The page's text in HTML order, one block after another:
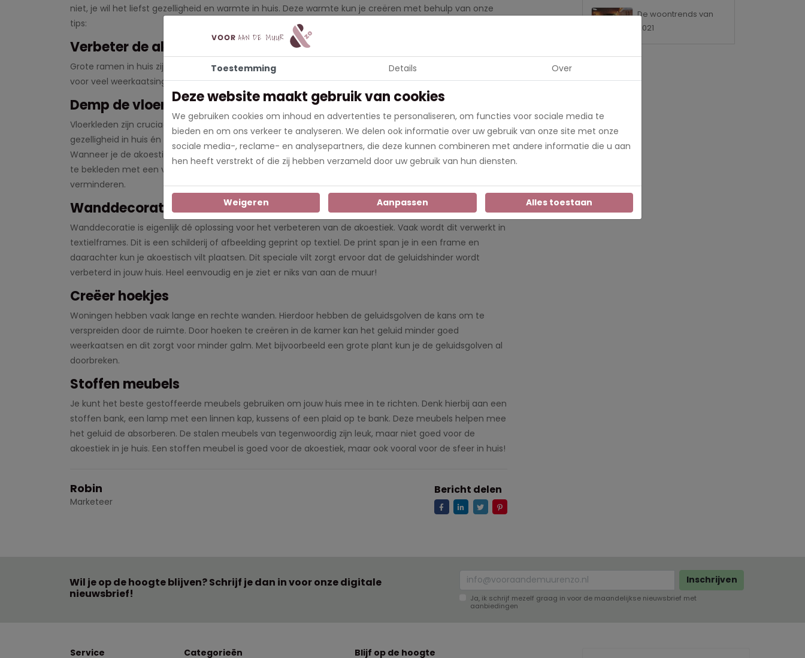
niet, je wil het liefst gezelligheid en warmte in huis. Deze warmte kun je creëren met behulp van onze
tips:
Verbeter de akoestiek met gordijnen
Grote ramen in huis zijn super mooi, maar wel heel slecht voor je akoestiek. Deze ramen zorgen namelijk
voor veel weerkaatsing van het geluid. Gordijnen kunnen deze weerkaatsing van geluid verminderen.
Demp de vloer
Vloerkleden zijn cruciaal voor de akoestiek en de sfeer in huis. Een vloerkleed brengt warmte en
gezelligheid in huis én verbetert ook nog eens de akoestiek. Leg er eentje bij de bank of de eettafel.
Wanneer je de akoestiek in huis wilt verbeteren raden wij wel aan om zo’n 20% van de vloeroppervlakte
te bekleden met een vloerkleed. Een hoogpolig kleed zal het beste werken om de geluidshinder te
verminderen.
Wanddecoratie
Wanddecoratie is eigenlijk dé oplossing voor het verbeteren van de akoestiek. Vaak wordt dit verwerkt in
textielframes. Dit is een schilderij of afbeelding geprint op textiel. De print span je in een frame en
daarachter kun je akoestisch vilt plaatsen. Dit speciale vilt zorgt ervoor dat de geluidshinder wordt
verbeterd in jouw huis. Heel eenvoudig en je ziet er niks van aan de muur!
Creëer hoekjes
Woningen hebben vaak lange en rechte wanden. Hierdoor hebben de geluidsgolven de kans om te
verspreiden door de ruimte. Door hoeken te creëren in de kamer kan het geluid minder goed
weerkaatsen en dit zorgt voor minder galm. Met bijvoorbeeld een grote plant kun je de geluidsgolven al
doorbreken.
Stoffen meubels
Je kunt het beste gestoffeerde meubels gebruiken om jouw huis mee in te richten. Denk hierbij aan een
stoffen bank, een lamp met een linnen kap, kussens of een plaid op te bank. Deze meubels helpen mee
het geluid de absorberen. De stalen meubels van tegenwoordig zijn leuk, maar niet goed voor de
akoestiek in je huis. Een stoffen meubel is goed voor de akoestiek, maar ook vooral voor de sfeer in huis!
Robin
Marketeer
Bericht delen
De woontrends van
2021
Wil je op de hoogte blijven? Schrijf je dan in voor onze digitale
nieuwsbrief!
Inschrijven
Ja, ik schrijf mezelf graag in voor de maandelijkse nieuwsbrief met
aanbiedingen
Service Categorieën Blijf op de hoogte
Toestemming Details Over
Deze website maakt gebruik van cookies
We gebruiken cookies om inhoud en advertenties te personaliseren, om functies voor sociale media te
bieden en om ons verkeer te analyseren. We delen ook informatie over uw gebruik van onze site met onze
sociale media-, reclame- en analysepartners, die deze kunnen combineren met andere informatie die u aan
hen heeft verstrekt of die zij hebben verzameld door uw gebruik van hun diensten.
Weigeren Aanpassen Alles toestaan